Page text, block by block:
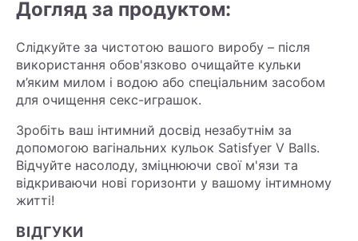
Догляд за продуктом:
Слідкуйте за чистотою вашого виробу – після
використання обов'язково очищайте кульки
м’яким милом і водою або спеціальним засобом
для очищення секс-играшок.
Зробіть ваш інтимний досвід незабутнім за
допомогою вагінальних кульок Satisfyer V Balls.
Відчуйте насолоду, зміцнюючи свої м'язи та
відкриваючи нові горизонти у вашому інтимному
житті!
ВІДГУКИ